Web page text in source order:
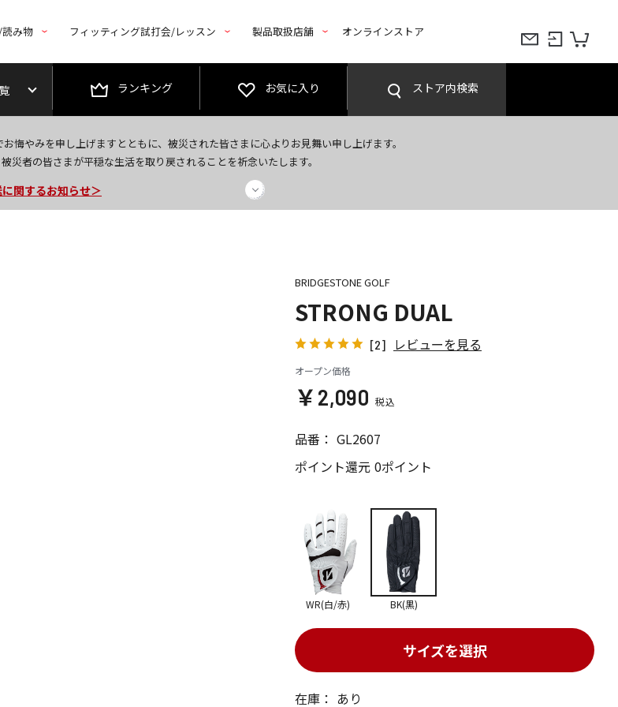
み物 フィッティング試打会/レッスン 製品取扱店舗 オンラインストア
ランキング お気に入り ストア内検索
悔やみを申し上げますとともに、被災された皆さまに心よりお見舞い申し上げます。
災者の皆さまが平穏な生活を取り戻されることを祈念いたします。
員登録で1,000円OFFクーポンプレゼント！
関するお知らせ＞
のご注文・発送・お問い合わせ＞
BRIDGESTONE GOLF
STRONG DUAL
[2] レビューを見る
オープン価格
￥2,090
品番： GL2607
ポイント還元 0ポイント
在庫： あり
サイズを選択
WR(白/赤) BK(黒)